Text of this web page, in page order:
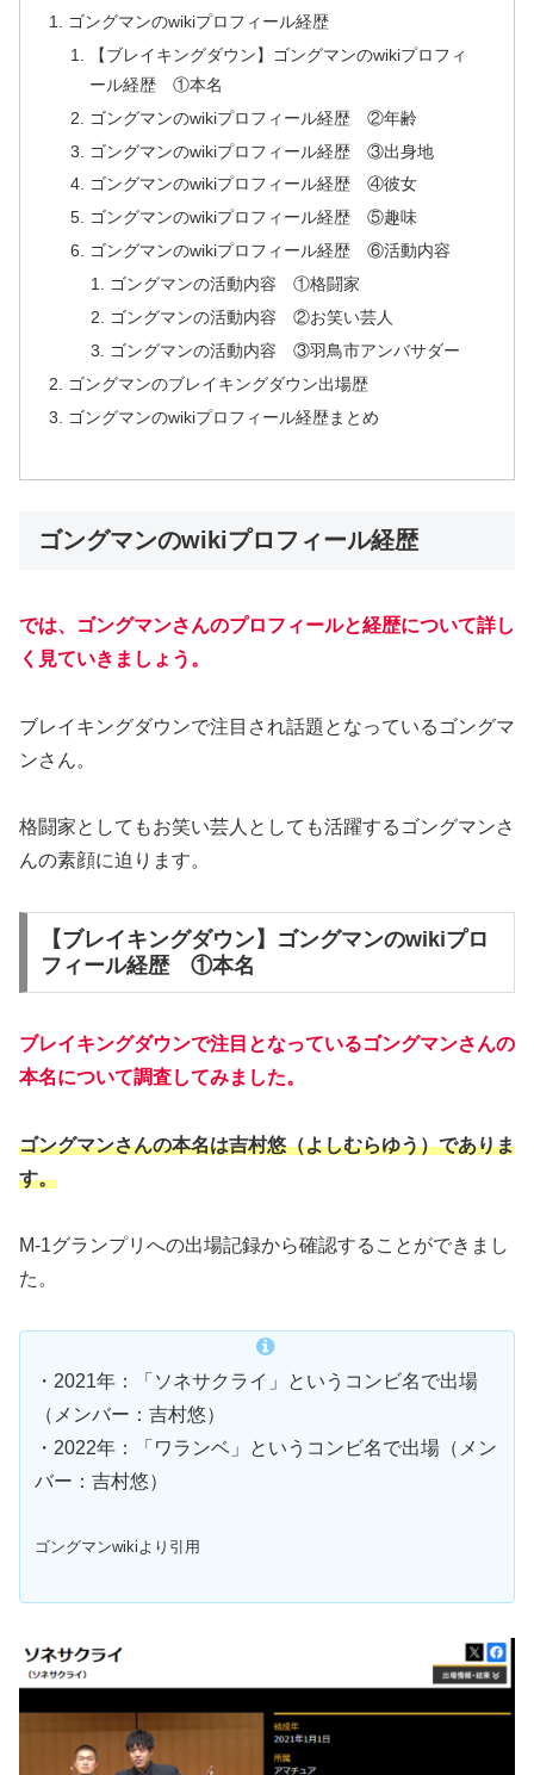
ゴングマンのwikiプロフィール経歴
【ブレイキングダウン】ゴングマンのwikiプロフィ
ール経歴 ①本名
ゴングマンのwikiプロフィール経歴 ②年齢
ゴングマンのwikiプロフィール経歴 ③出身地
ゴングマンのwikiプロフィール経歴 ④彼女
ゴングマンのwikiプロフィール経歴 ⑤趣味
ゴングマンのwikiプロフィール経歴 ⑥活動内容
ゴングマンの活動内容 ①格闘家
ゴングマンの活動内容 ②お笑い芸人
ゴングマンの活動内容 ③羽鳥市アンバサダー
ゴングマンのブレイキングダウン出場歴
ゴングマンのwikiプロフィール経歴まとめ
ゴングマンのwikiプロフィール経歴
では、ゴングマンさんのプロフィールと経歴について詳し
く見ていきましょう。
ブレイキングダウンで注目され話題となっているゴングマ
ンさん。
格闘家としてもお笑い芸人としても活躍するゴングマンさ
んの素顔に迫ります。
【ブレイキングダウン】ゴングマンのwikiプロ
フィール経歴 ①本名
ブレイキングダウンで注目となっているゴングマンさんの
本名について調査してみました。
ゴングマンさんの本名は吉村悠（よしむらゆう）でありま
す。
M-1グランプリへの出場記録から確認することができまし
た。
・2021年：「ソネサクライ」というコンビ名で出場
（メンバー：吉村悠）
・2022年：「ワランベ」というコンビ名で出場（メン
バー：吉村悠）
ゴングマンwikiより引用